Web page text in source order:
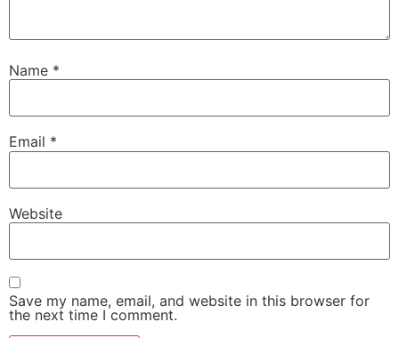
Name *
Email *
Website
Save my name, email, and website in this browser for
the next time I comment.